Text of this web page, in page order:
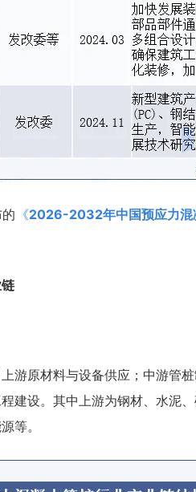
《2026-2032年中国预应力混
游原材料与设备供应；中游管
建设。其中上游为钢材、水泥
等。